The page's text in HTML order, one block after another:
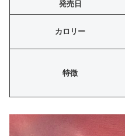
発売日
カロリー
特徴